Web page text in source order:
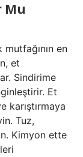
Mu
en
et
Sindirime
Et
karıştırmaya
Tuz,
Kimyon ette